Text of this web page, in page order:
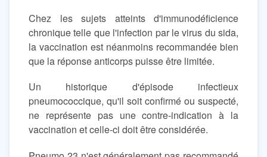
Chez les sujets atteints d'immunodéficience
chronique telle que l'infection par le virus du sida,
la vaccination est néanmoins recommandée bien
que la réponse anticorps puisse être limitée.
Un historique d'épisode infectieux
pneumococcique, qu'il soit confirmé ou suspecté,
ne représente pas une contre-indication à la
vaccination et celle-ci doit être considérée.